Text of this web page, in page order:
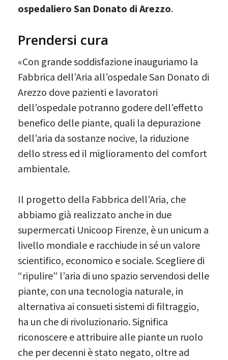
ospedaliero San Donato di Arezzo.
Prendersi cura
«Con grande soddisfazione inauguriamo la
Fabbrica dell’Aria all’ospedale San Donato di
Arezzo dove pazienti e lavoratori
dell’ospedale potranno godere dell’effetto
benefico delle piante, quali la depurazione
dell’aria da sostanze nocive, la riduzione
dello stress ed il miglioramento del comfort
ambientale.
Il progetto della Fabbrica dell’Aria, che
abbiamo già realizzato anche in due
supermercati Unicoop Firenze, è un unicum a
livello mondiale e racchiude in sé un valore
scientifico, economico e sociale. Scegliere di
“ripulire” l’aria di uno spazio servendosi delle
piante, con una tecnologia naturale, in
alternativa ai consueti sistemi di filtraggio,
ha un che di rivoluzionario. Significa
riconoscere e attribuire alle piante un ruolo
che per decenni è stato negato, oltre ad